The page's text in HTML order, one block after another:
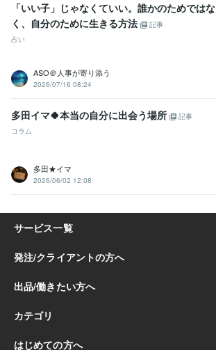
「いい子」じゃなくていい。誰かのためではな
く、自分のために生きる方法
記事
占い
ASO＠人事が寄り添う
2026/07/16 08:24
多田イマ🍀本当の自分に出会う場所
記事
コラム
多田★イマ
2026/06/02 12:08